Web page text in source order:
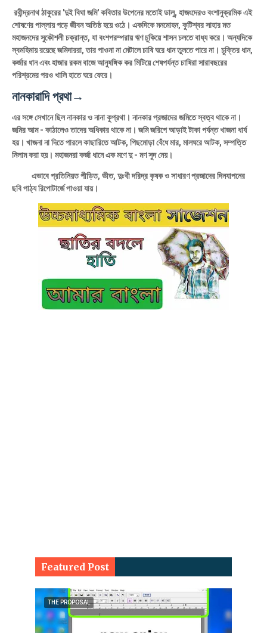
রবীন্দ্রনাথ ঠাকুরের 'দুই বিঘা জমি' কবিতার উপেনের মতােই ডালু, হাজংদেরও বংশানুক্রমিক এই
শােষণের পাল্লায় পড়ে জীবন অতিষ্ঠ হয়ে ওঠে। একদিকে মনমােহন, কুটিশ্বর সাহার মত
মহাজনদের সুকৌশলী চক্রান্ত, যা বংশপরম্পরায় ঋণ চুকিয়ে শাসন চলতে বাধ্য করে। অন্যদিকে
স্বমহিমায় রয়েছে জমিদাররা, তার পাওনা না মেটালে চাষি ঘরে ধান তুলতে পারে না। চুক্তির ধান,
কর্জার ধান এবং হাজার রকম বাজে আনুষঙ্গিক কর মিটিয়ে শেষপর্যন্ত চাষিরা সারাবছরের
পরিশ্রমের পরও খালি হাতে ঘরে ফেরে।
নানকারাদি প্রথা→
এর সঙ্গে সেখানে ছিল নানকার ও নানা কুপ্রথা। নানকার প্রজাদের জমিতে স্বত্ব থাকে না।
জমির আম - কাঠালেও তাদের অধিকার থাকে না। জমি জরিপে আড়াই টাকা পর্যন্ত খাজনা ধার্য
হয়। খাজনা না দিতে পারলে কাছারিতে আটক, পিছমােড়া বেঁধে মার, মালঘরে আটক, সম্পত্তি
নিলাম করা হয়। মহাজনরা কর্জা ধানে এক মণে দু - মণ সুদ নেয়।
এভাবে প্রতিনিয়ত পীড়িত, ভীত, দুঃখী দরিদ্র কৃষক ও সাধারণ প্রজাদের দিনযাপনের
ছবি পাঠ্য রিপােটার্জে পাওয়া যায়।
Featured Post
THE PROPOSAL